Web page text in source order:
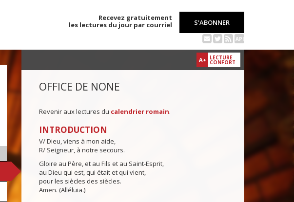
Recevez gratuitement
les lectures du jour par courriel
S'ABONNER
API
A+ LECTURE
CONFORT
OFFICE DE NONE
Revenir aux lectures du calendrier romain.
INTRODUCTION
V/ Dieu, viens à mon aide,
R/ Seigneur, à notre secours.
Gloire au Père, et au Fils et au Saint-Esprit,
au Dieu qui est, qui était et qui vient,
pour les siècles des siècles.
Amen. (Alléluia.)